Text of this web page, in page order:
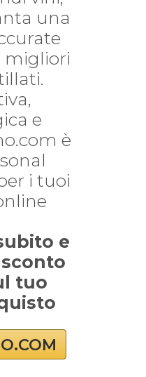
una
migliori
e
è
i tuoi
e
tuo